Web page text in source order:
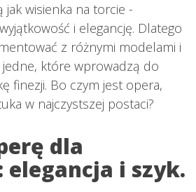
wisienka na torcie -
i elegancję. Dlatego
z różnymi modelami i
które wprowadzą do
finezji. Bo czym jest opera,
w najczystszej postaci?
dla
elegancja i szyk.